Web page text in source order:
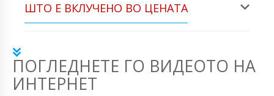
ШТО Е ВКЛУЧЕНО ВО ЦЕНАТА
ПОГЛЕДНЕТЕ ГО ВИДЕОТО НА
ИНТЕРНЕТ